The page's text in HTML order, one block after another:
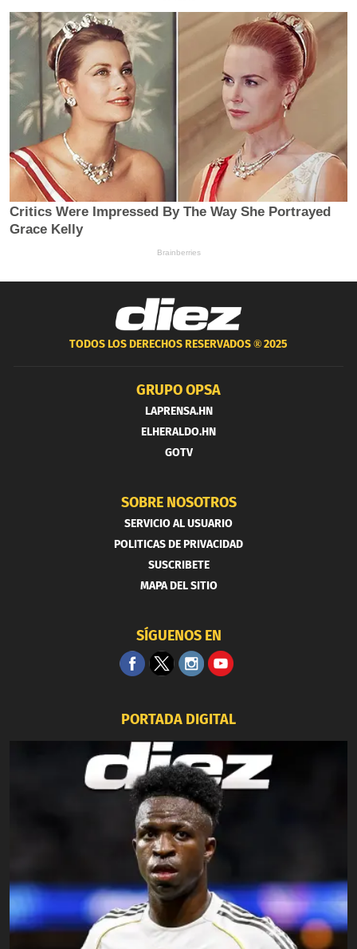
TODOS LOS DERECHOS RESERVADOS ®2025
GRUPO OPSA
LAPRENSA.HN
ELHERALDO.HN
GOTV
SOBRE NOSOTROS
SERVICIO AL USUARIO
POLITICAS DE PRIVACIDAD
SUSCRIBETE
MAPA DEL SITIO
SÍGUENOS EN
PORTADA DIGITAL